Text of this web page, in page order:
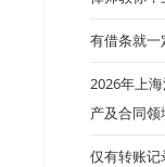
有借条就一
2026年上
产及合同
仅有转账